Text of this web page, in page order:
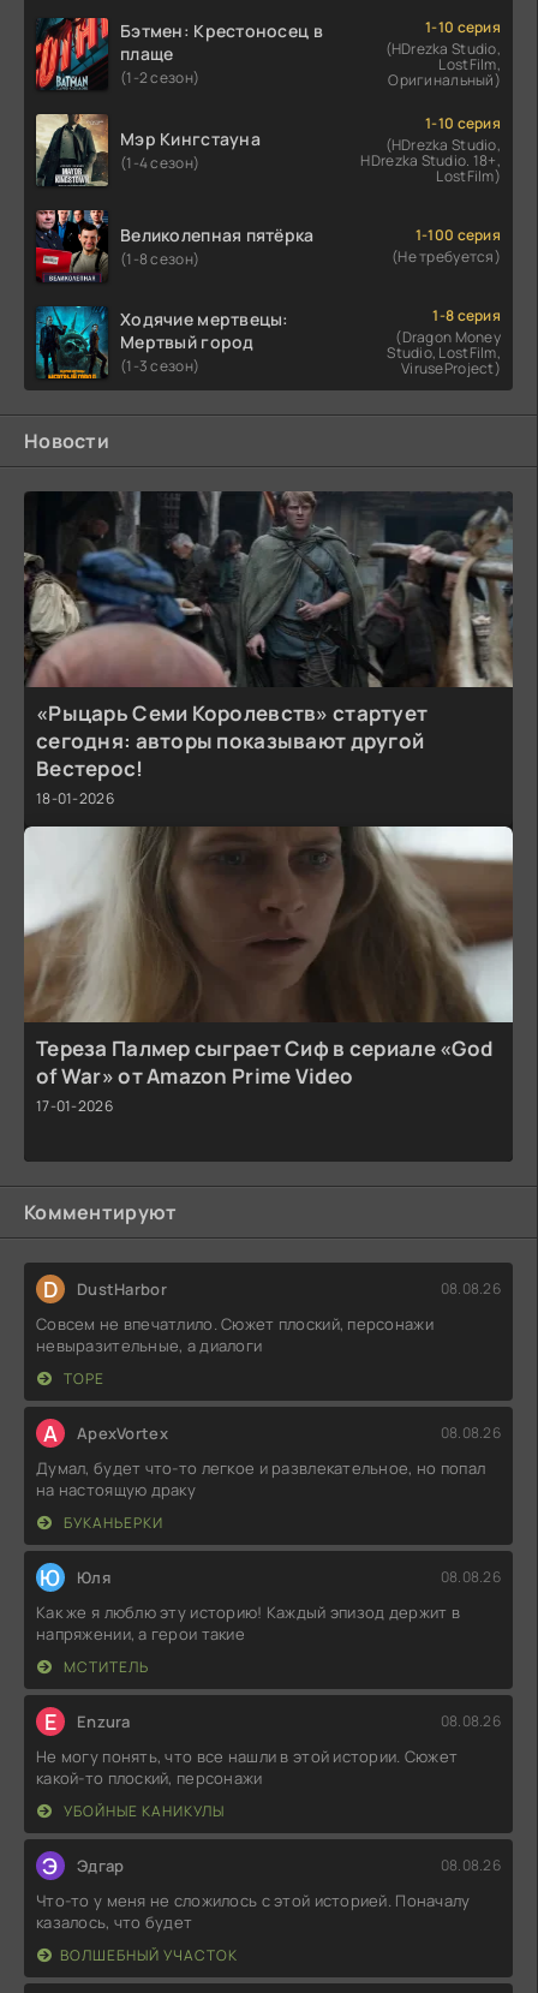
Бэтмен: Крестоносец в
плаще
(1-2 сезон)
1-10 серия
(HDrezka Studio,
LostFilm,
Оригинальный)
Мэр Кингстауна
(1-4 сезон)
1-10 серия
(HDrezka Studio,
HDrezka Studio. 18+,
LostFilm)
Великолепная пятёрка
(1-8 сезон)
1-100 серия
(Не требуется)
Ходячие мертвецы:
Мертвый город
(1-3 сезон)
1-8 серия
(Dragon Money
Studio, LostFilm,
ViruseProject)
Новости
«Рыцарь Семи Королевств» стартует
сегодня: авторы показывают другой
Вестерос!
18-01-2026
Тереза Палмер сыграет Сиф в сериале «God
of War» от Amazon Prime Video
17-01-2026
Комментируют
D DustHarbor 08.08.26
Совсем не впечатлило. Сюжет плоский, персонажи
невыразительные, а диалоги
ТОРЕ
A ApexVortex 08.08.26
Думал, будет что-то легкое и развлекательное, но попал
на настоящую драку
БУКАНЬЕРКИ
Ю Юля 08.08.26
Как же я люблю эту историю! Каждый эпизод держит в
напряжении, а герои такие
МСТИТЕЛЬ
E Enzura 08.08.26
Не могу понять, что все нашли в этой истории. Сюжет
какой-то плоский, персонажи
УБОЙНЫЕ КАНИКУЛЫ
Э Эдгар 08.08.26
Что-то у меня не сложилось с этой историей. Поначалу
казалось, что будет
ВОЛШЕБНЫЙ УЧАСТОК